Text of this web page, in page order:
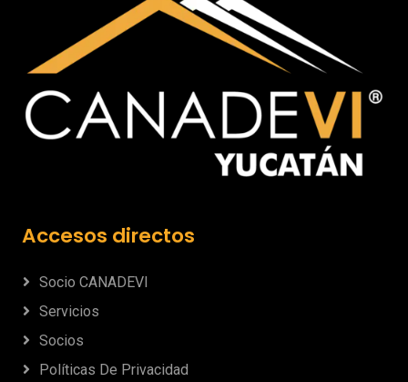
Accesos directos
Socio CANADEVI
Servicios
Socios
Políticas De Privacidad